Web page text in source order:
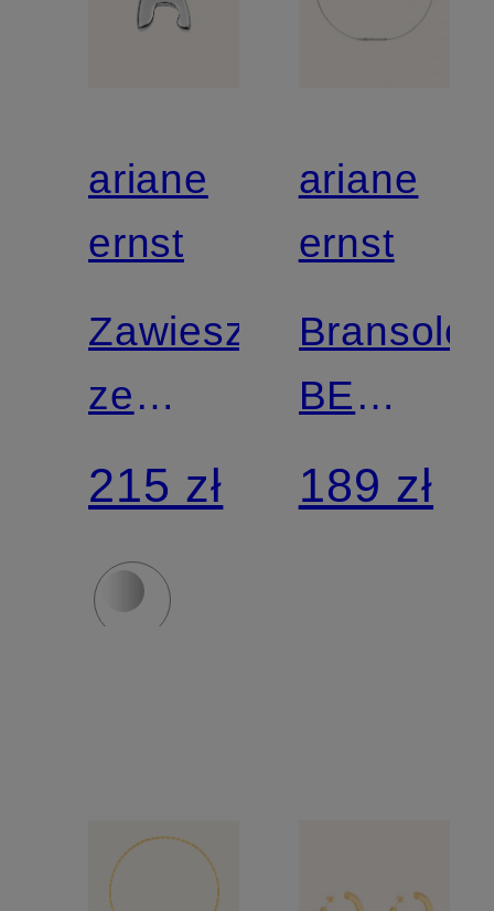
ariane
ernst
Zawieszka
ze
srebra
sterling
925
215 zł
ariane
ernst
BE
PATIENT
189 zł